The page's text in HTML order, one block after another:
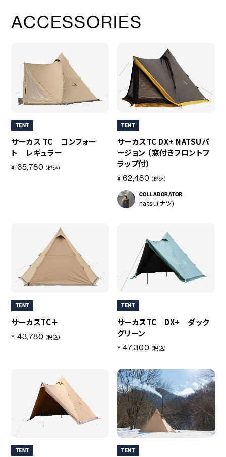
耐水圧
442/315×265×H15cm
重量
〇本体
〇収納袋
50g
付属品
収納ケース
ACCESSORIES
TENT
サーカス TC コンフォー
ト レギュラー
¥ 65,780 （税込）
TENT
サーカスTC DX+ NATSUバ
ージョン （窓付きフロントフ
ラップ付）
¥ 62,480 （税込）
COLLABORATOR
natsu(ナツ)
TENT
サーカスTC＋
¥ 43,780 （税込）
TENT
サーカスTC DX+ ダック
グリーン
¥ 47,300 （税込）
TENT TENT